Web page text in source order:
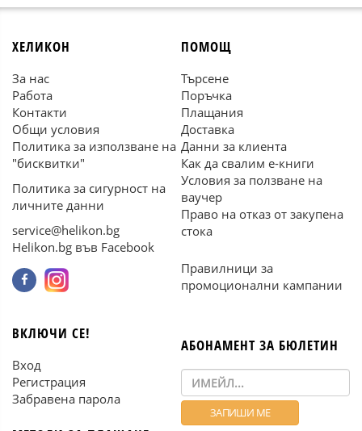
ХЕЛИКОН
За нас
Работа
Контакти
Общи условия
Политика за използване на
"бисквитки"
Политика за сигурност на
личните данни
service@helikon.bg
Helikon.bg във Facebook
ПОМОЩ
Търсене
Поръчка
Плащания
Доставка
Данни за клиента
Как да свалим е-книги
Условия за ползване на
ваучер
Право на отказ от закупена
стока
Правилници за
промоционални кампании
ВКЛЮЧИ СЕ!
Вход
Регистрация
Забравена парола
АБОНАМЕНТ ЗА БЮЛЕТИН